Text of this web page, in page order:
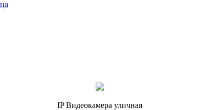
IP Видеокамера уличная